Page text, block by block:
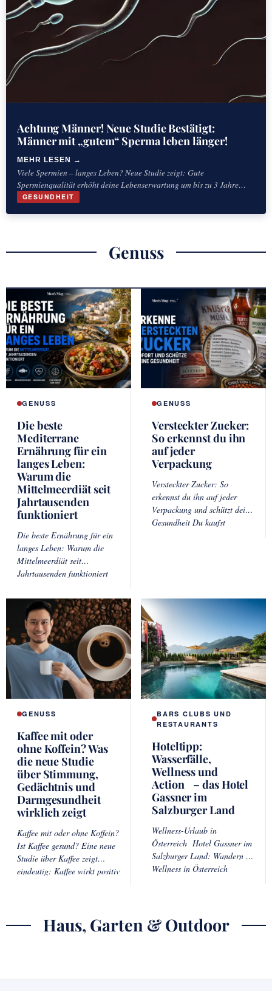
GESUNDHEIT
Achtung Männer! Neue Studie Bestätigt:
Männer mit „gutem“ Sperma leben länger!
MEHR LESEN
Viele Spermien – langes Leben? Neue Studie zeigt: Gute
Spermienqualität erhöht deine Lebenserwartung um bis zu 3 Jahre
Viele Spermien – langes Leben? Gute
Genuss
GENUSS
Die beste
Mediterrane
Ernährung für ein
langes Leben:
Warum die
Mittelmeerdiät seit
Jahrtausenden
funktioniert
Die beste Ernährung für ein
langes Leben: Warum die
Mittelmeerdiät seit
Jahrtausenden funktioniert
GENUSS
Versteckter Zucker:
So erkennst du ihn
auf jeder
Verpackung
Versteckter Zucker: So
erkennst du ihn auf jeder
Verpackung und schützt deine
Gesundheit Du kaufst
GENUSS
Kaffee mit oder
ohne Koffein? Was
die neue Studie
über Stimmung,
Gedächtnis und
Darmgesundheit
wirklich zeigt
Kaffee mit oder ohne Koffein?
Ist Kaffee gesund? Eine neue
Studie über Kaffee zeigt
eindeutig: Kaffee wirkt positiv
BARS CLUBS UND
RESTAURANTS
Hoteltipp:
Wasserfälle,
Wellness und
Action – das Hotel
Gassner im
Salzburger Land
Wellness-Urlaub in
Österreich Hotel Gassner im
Salzburger Land: Wandern &
Wellness in Österreich
Haus, Garten & Outdoor